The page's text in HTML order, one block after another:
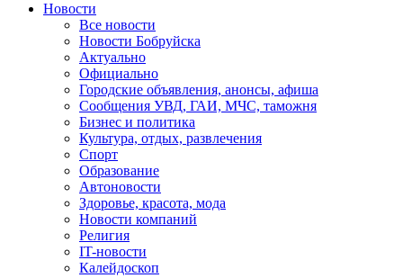
Новости
Все новости
Новости Бобруйска
Актуально
Официально
Городские объявления, анонсы, афиша
Сообщения УВД, ГАИ, МЧС, таможня
Бизнес и политика
Культура, отдых, развлечения
Спорт
Образование
Автоновости
Здоровье, красота, мода
Новости компаний
Религия
IT-новости
Калейдоскоп